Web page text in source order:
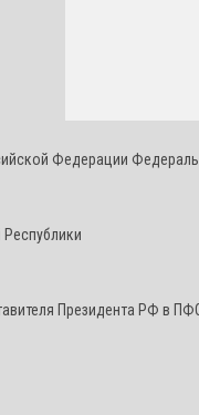
Федерации
Президента РФ в